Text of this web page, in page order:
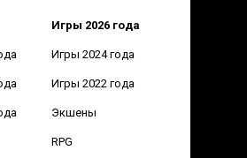
Игры 2026 года
Игры 2024 года
Игры 2022 года
Экшены
RPG